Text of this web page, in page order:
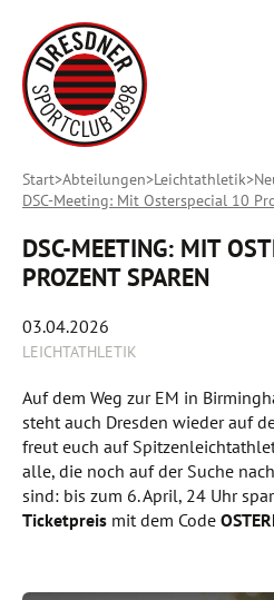
Start Abteilungen Leichtathletik
DSC-Meeting: Mit Osterspecial 10
DSC-MEETING: MIT
PROZENT SPAREN
03.04.2026
LEICHTATHLETIK
Auf dem Weg zur EM in
steht auch Dresden wieder auf
freut euch auf
alle, die noch auf der Suche
sind: bis zum 6. April, 24 Uhr
Ticketpreis mit dem Code